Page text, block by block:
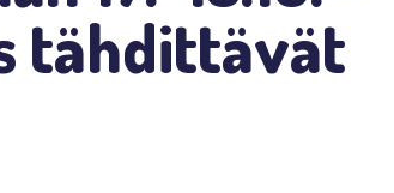
tähdittävät